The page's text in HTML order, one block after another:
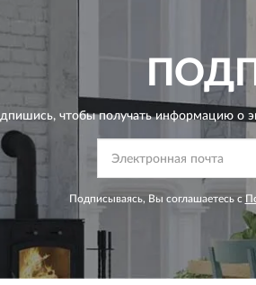
чтобы получать информацию о
Подписываясь, Вы соглашаетесь с